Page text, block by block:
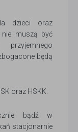
dzieci oraz
nie muszą być
będą
oraz HSKK.
bądź w
stacjonarnie